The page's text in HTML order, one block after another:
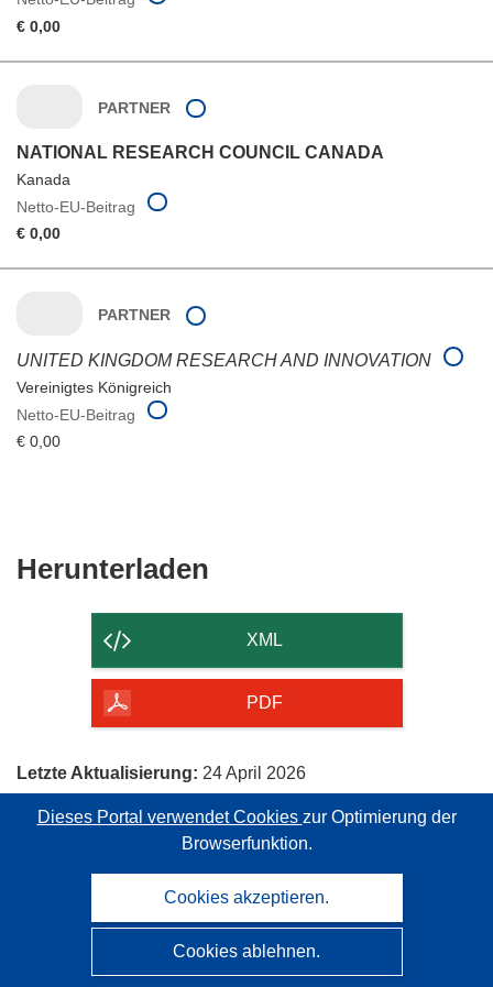
€ 0,00
PARTNER
NATIONAL RESEARCH COUNCIL CANADA
Kanada
Netto-EU-Beitrag
€ 0,00
PARTNER
UNITED KINGDOM RESEARCH AND INNOVATION
Vereinigtes Königreich
Netto-EU-Beitrag
€ 0,00
Herunterladen
der
Seite
herunterladen
XML
PDF
Letzte Aktualisierung: 24 April 2026
Booklet Mein Booklet
CORDIS - Forschungsergebnisse der EU
Dieses Portal verwendet Cookies zur Optimierung der
Browserfunktion.
Cookies akzeptieren.
Cookies ablehnen.